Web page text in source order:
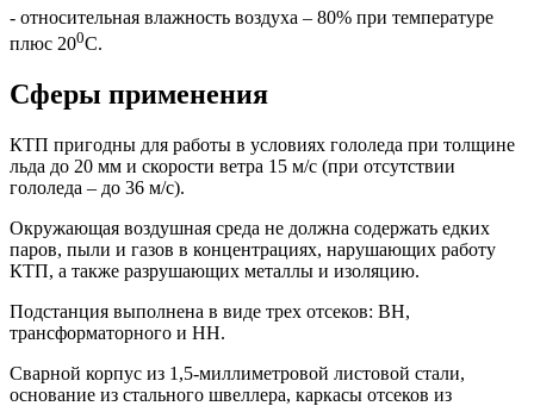
- относительная влажность воздуха – 80% при температуре
плюс 200С.
Сферы применения
КТП пригодны для работы в условиях гололеда при толщине
льда до 20 мм и скорости ветра 15 м/с (при отсутствии
гололеда – до 36 м/с).
Окружающая воздушная среда не должна содержать едких
паров, пыли и газов в концентрациях, нарушающих работу
КТП, а также разрушающих металлы и изоляцию.
Подстанция выполнена в виде трех отсеков: ВН,
трансформаторного и НН.
Сварной корпус из 1,5-миллиметровой листовой стали,
основание из стального швеллера, каркасы отсеков из